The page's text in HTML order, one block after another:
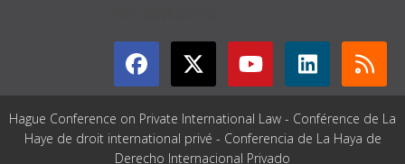
Hague Conference on Private International Law - Conférence de La
Haye de droit international privé - Conferencia de La Haya de
Derecho Internacional Privado